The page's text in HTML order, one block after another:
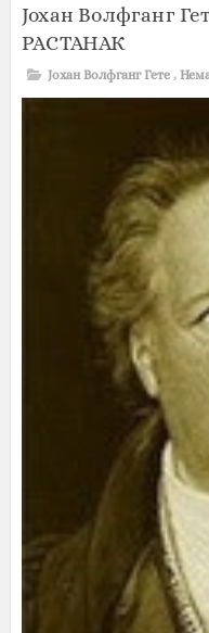
Јохан Волфганг
РАСТАНАК
Јохан Волфганг Гете ,